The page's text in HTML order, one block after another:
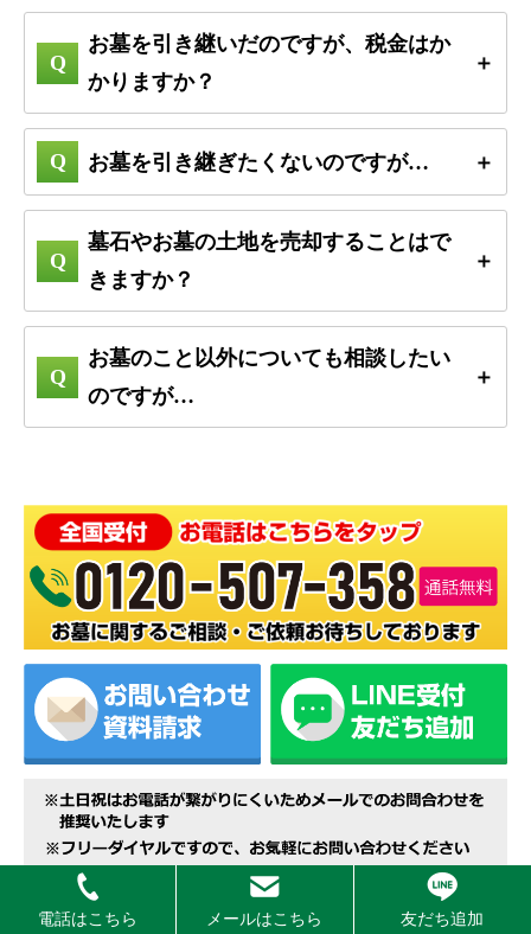
お墓を引き継いだのですが、税金はか
かりますか？
お墓を引き継ぎたくないのですが…
墓石やお墓の土地を売却することはで
きますか？
お墓のこと以外についても相談したい
のですが…
お墓総合サービスの受付エリア
電話はこちら メールはこちら 友だち追加